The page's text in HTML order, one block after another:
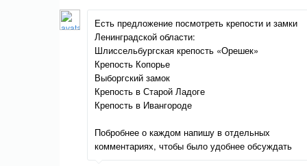
Есть предложение посмотреть крепости и замки
Ленинградской области:
Шлиссельбургская крепость «Орешек»
Крепость Копорье
Выборгский замок
Крепость в Старой Ладоге
Крепость в Ивангороде
Побробнее о каждом напишу в отдельных
комментариях, чтобы было удобнее обсуждать